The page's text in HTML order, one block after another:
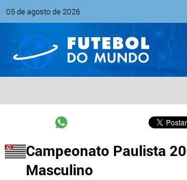
05 de agosto de 2026
Campeonato Paulista
Masculino